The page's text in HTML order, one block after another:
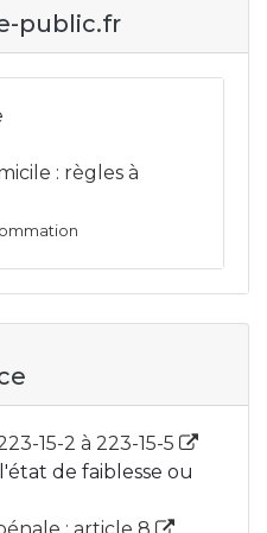
public.fr
: règles à
15-2 à 223-15-5
de faiblesse ou